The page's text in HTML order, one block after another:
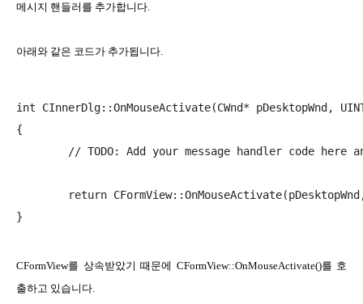
메시지 핸들러를 추가합니다.
아래와 같은 코드가 추가됩니다.
int CInnerDlg::OnMouseActivate(CWnd* pDesktopWnd,
{
}
CFormView를 상속받았기 때문에 CFormView::OnMouseActivate()를 호
출하고 있습니다.